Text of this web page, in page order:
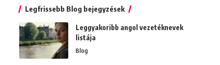
Legfrissebb Blog bejegyzések
Leggyakoribb angol vezetéknevek
listája
Blog